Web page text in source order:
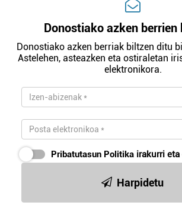
Donostiako azken berrien
Donostiako azken berriak biltzen ditu
Astelehen, asteazken eta ostiraletan
elektronikora.
Pribatutasun Politika irakurri
Harpidetu